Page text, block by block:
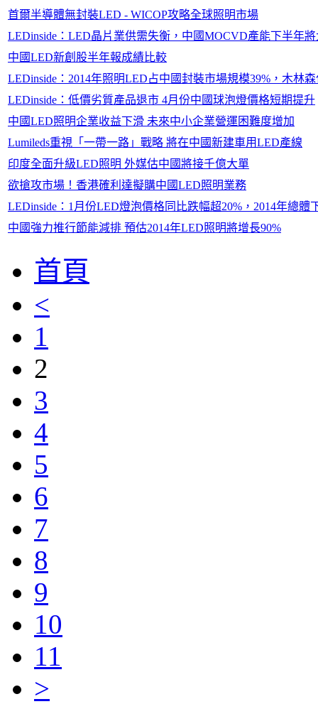
首爾半導體無封裝LED - WICOP攻略全球照明市場
LEDinside：LED晶片業供需失衡，中國MOCVD產能下半年
中國LED新創股半年報成績比較
LEDinside：2014年照明LED占中國封裝市場規模39%，木林
LEDinside：低價劣質產品退市 4月份中國球泡燈價格短期提升
中國LED照明企業收益下滑 未來中小企業營運困難度增加
Lumileds重視「一帶一路」戰略 將在中國新建車用LED產線
印度全面升級LED照明 外媒估中國將接千億大單
欲搶攻市場！香港確利達擬購中國LED照明業務
LEDinside：1月份LED燈泡價格同比跌幅超20%，2014年總體
中國強力推行節能減排 預估2014年LED照明將增長90%
首頁
<
1
2
3
4
5
6
7
8
9
10
11
>